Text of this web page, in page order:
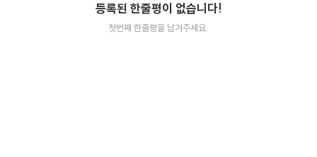
등록된 한줄평이 없습니다!
첫번째 한줄평을 남겨주세요.